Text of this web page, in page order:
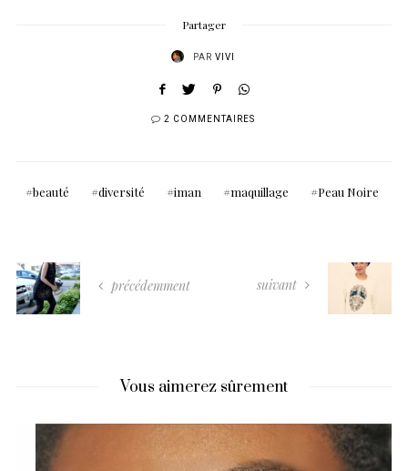
Partager
PAR VIVI
2 COMMENTAIRES
beauté diversité iman maquillage Peau Noire
précédemment suivant
Vous aimerez sûrement